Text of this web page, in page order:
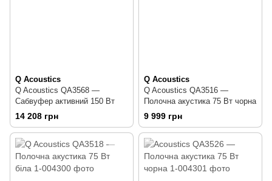
Q Acoustics
Q Acoustics QA3568 —
Сабвуфер активний 150 Вт
14 208 грн
Q Acoustics
Q Acoustics QA3516 —
Полочна акустика 75 Вт чорна
9 999 грн